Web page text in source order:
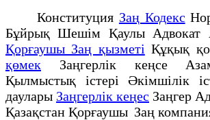
Конституция Заң Кодекс
Бұйрық Шешім Қаулы Адвокат
Қорғаушы Заң қызметі Құқық
қөмек Заңгерлік кеңсе
Қылмыстық істері Әкімшілік
даулары Заңгерлік кеңес Заңгер
Қазақстан Қорғаушы Заң